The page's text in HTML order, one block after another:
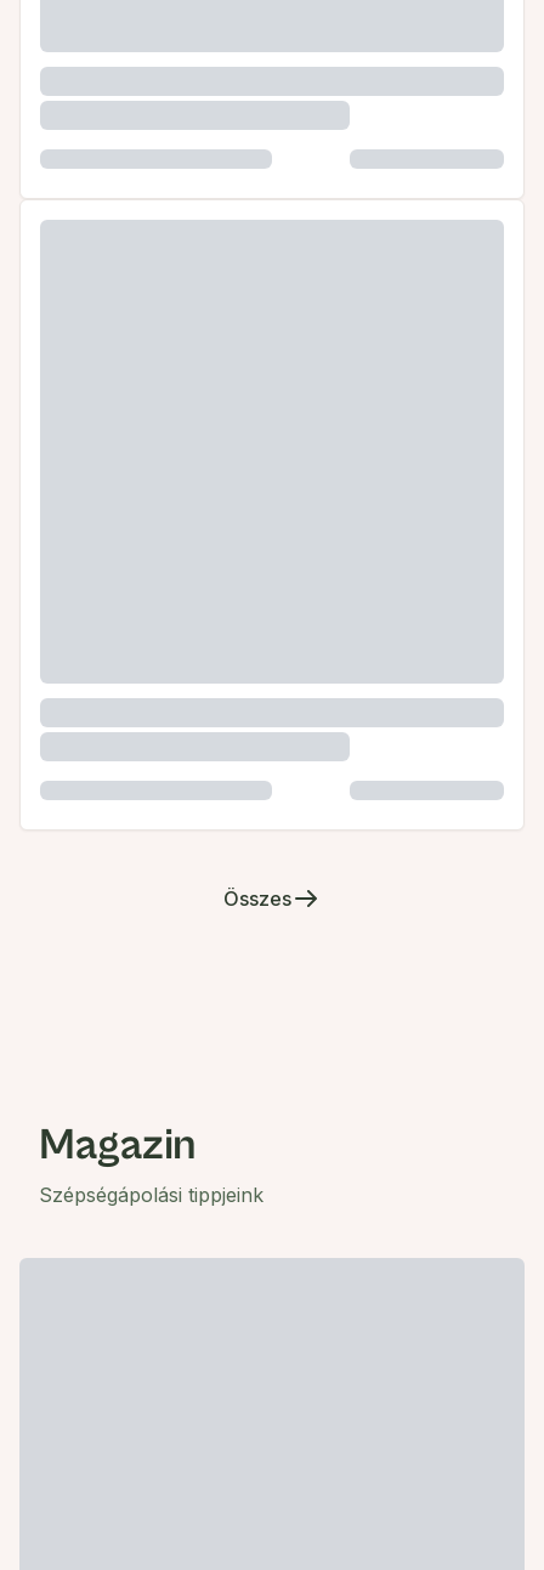
Összes
Magazin
Szépségápolási tippjeink